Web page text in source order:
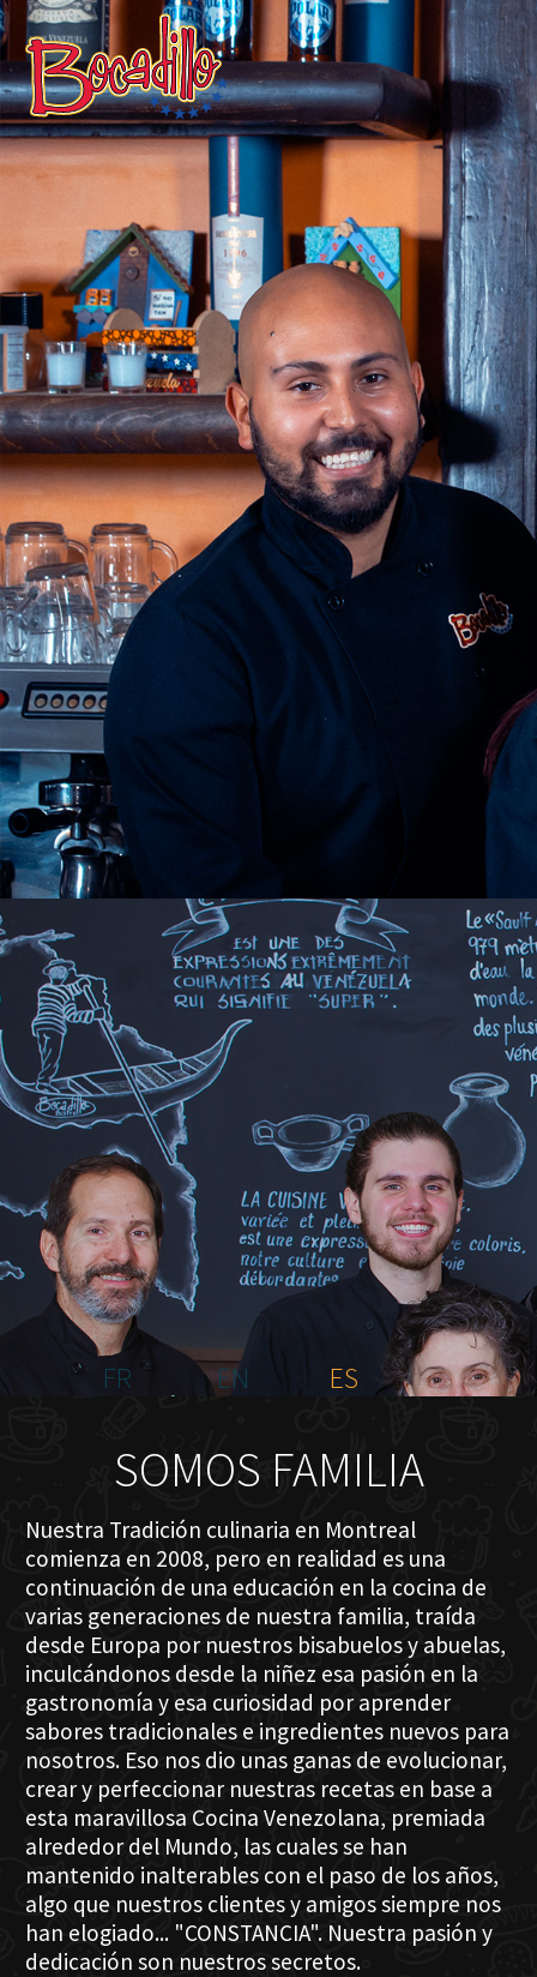
INICIO
NOSOTROS
MENÚ PLATEAU
EVENTOS
RESERVACIONES
COMENTARIOS
CONTACTO
FR
EN ES
SOMOS FAMILIA
Nuestra Tradición culinaria en Montreal
comienza en 2008, pero en realidad es una
continuación de una educación en la cocina de
varias generaciones de nuestra familia, traída
desde Europa por nuestros bisabuelos y abuelas,
inculcándonos desde la niñez esa pasión en la
gastronomía y esa curiosidad por aprender
sabores tradicionales e ingredientes nuevos para
nosotros. Eso nos dio unas ganas de evolucionar,
crear y perfeccionar nuestras recetas en base a
esta maravillosa Cocina Venezolana, premiada
alrededor del Mundo, las cuales se han
mantenido inalterables con el paso de los años,
algo que nuestros clientes y amigos siempre nos
han elogiado... "CONSTANCIA". Nuestra pasión y
dedicación son nuestros secretos.